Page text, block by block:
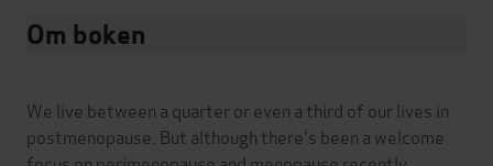
Om boken
We live between a quarter or even a third of our lives in
postmenopause. But although there's been a welcome